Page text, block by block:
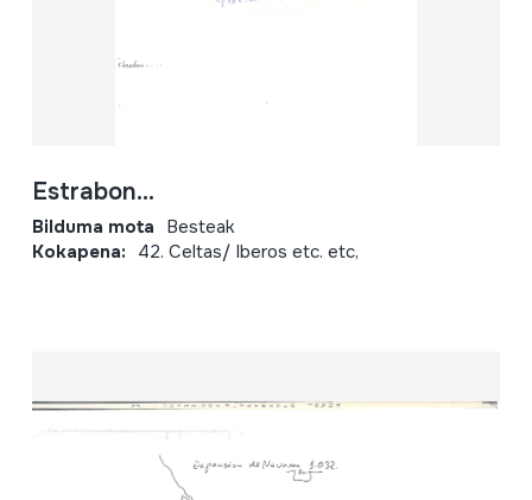
Estrabon...
Bilduma mota Besteak
Kokapena: 42. Celtas/ Iberos etc. etc,